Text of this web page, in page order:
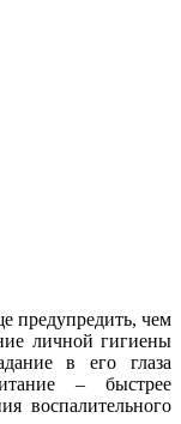
предупредить, чем
личной гигиены
в его глаза
– быстрее
воспалительного